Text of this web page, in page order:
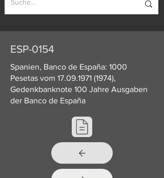
ESP-0154
Spanien, Banco de España: 1000
Pesetas vom 17.09.1971 (1974),
Gedenkbanknote 100 Jahre Ausgaben
der Banco de España